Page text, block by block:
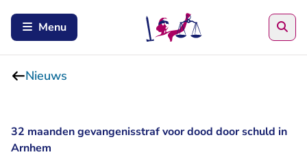
Menu
Nieuws
32 maanden gevangenisstraf voor dood door schuld in
Arnhem